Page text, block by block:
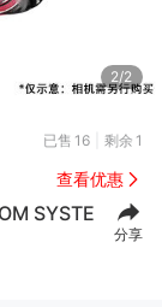
2/2
已售 16 剩余 1
查看优惠
SYSTE
分享